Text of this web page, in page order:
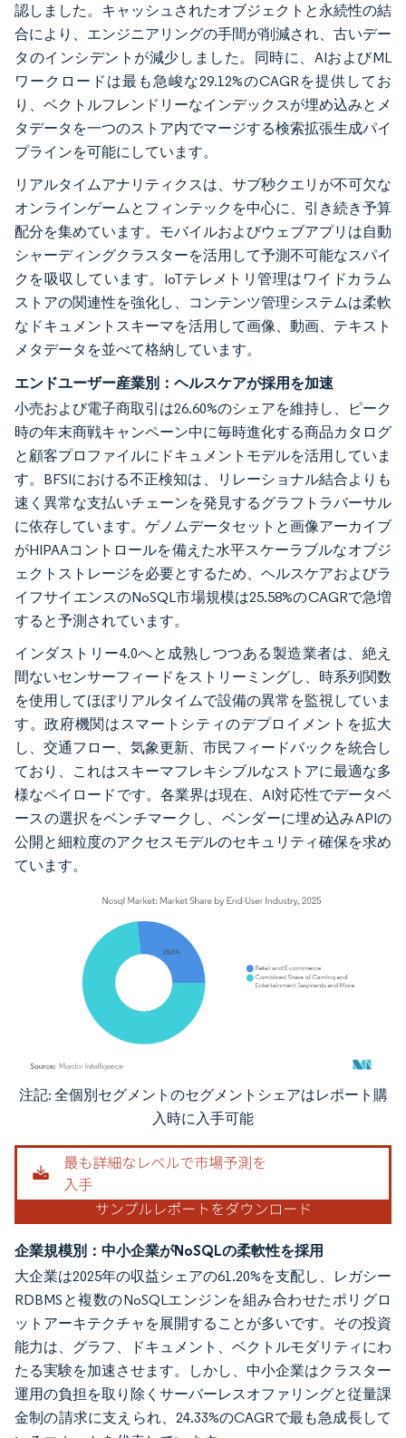
認しました。キャッシュされたオブジェクトと永続性の結
合により、エンジニアリングの手間が削減され、古いデー
タのインシデントが減少しました。同時に、AIおよびML
ワークロードは最も急峻な29.12%のCAGRを提供してお
り、ベクトルフレンドリーなインデックスが埋め込みとメ
タデータを一つのストア内でマージする検索拡張生成パイ
プラインを可能にしています。
リアルタイムアナリティクスは、サブ秒クエリが不可欠な
オンラインゲームとフィンテックを中心に、引き続き予算
配分を集めています。モバイルおよびウェブアプリは自動
シャーディングクラスターを活用して予測不可能なスパイ
クを吸収しています。IoTテレメトリ管理はワイドカラム
ストアの関連性を強化し、コンテンツ管理システムは柔軟
なドキュメントスキーマを活用して画像、動画、テキスト
メタデータを並べて格納しています。
エンドユーザー産業別：ヘルスケアが採用を加速
小売および電子商取引は26.60%のシェアを維持し、ピーク
時の年末商戦キャンペーン中に毎時進化する商品カタログ
と顧客プロファイルにドキュメントモデルを活用していま
す。BFSIにおける不正検知は、リレーショナル結合よりも
速く異常な支払いチェーンを発見するグラフトラバーサル
に依存しています。ゲノムデータセットと画像アーカイブ
がHIPAAコントロールを備えた水平スケーラブルなオブジ
ェクトストレージを必要とするため、ヘルスケアおよびラ
イフサイエンスのNoSQL市場規模は25.58%のCAGRで急増
すると予測されています。
インダストリー4.0へと成熟しつつある製造業者は、絶え
間ないセンサーフィードをストリーミングし、時系列関数
を使用してほぼリアルタイムで設備の異常を監視していま
す。政府機関はスマートシティのデプロイメントを拡大
し、交通フロー、気象更新、市民フィードバックを統合し
ており、これはスキーマフレキシブルなストアに最適な多
様なペイロードです。各業界は現在、AI対応性でデータベ
ースの選択をベンチマークし、ベンダーに埋め込みAPIの
公開と細粒度のアクセスモデルのセキュリティ確保を求め
ています。
画像 © Mordor Intelligence。再利用にはCC BY 4.0の表示が必要です。
注記: 全個別セグメントのセグメントシェアはレポート購
入時に入手可能
企業規模別：中小企業がNoSQLの柔軟性を採用
大企業は2025年の収益シェアの61.20%を支配し、レガシー
RDBMSと複数のNoSQLエンジンを組み合わせたポリグロ
ットアーキテクチャを展開することが多いです。その投資
能力は、グラフ、ドキュメント、ベクトルモダリティにわ
たる実験を加速させます。しかし、中小企業はクラスター
運用の負担を取り除くサーバーレスオファリングと従量課
金制の請求に支えられ、24.33%のCAGRで最も急成長して